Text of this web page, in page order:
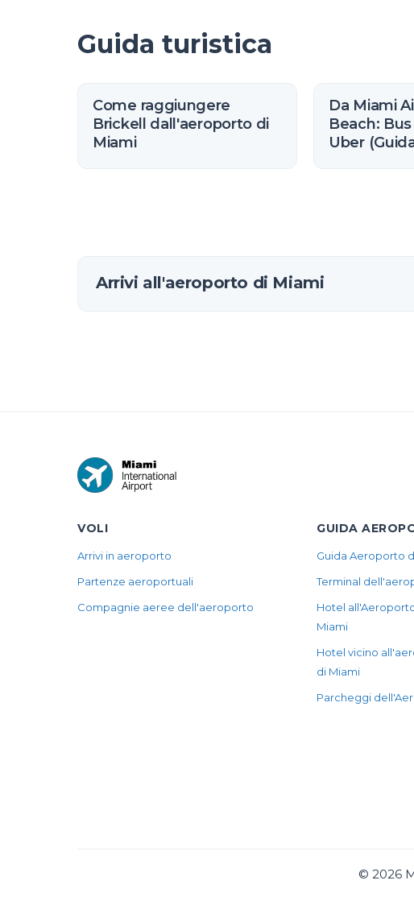
Guida turistica
Come raggiungere
Brickell dall'aeroporto di
Miami
Da Miami
Beach: Bus
Uber
Arrivi all'aeroporto di Miami
VOLI
Arrivi in aeroporto
Partenze aeroportuali
Compagnie aeree dell'aeroporto
GUIDA
Guida Aeroporto
Terminal
Hotel
Miami
Hotel vicino
di Miami
Parcheggi
© 2026